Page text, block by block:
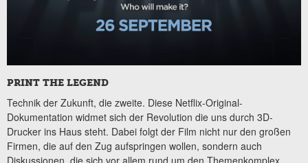
PRINT THE LEGEND
Technik der Zukunft, die zweite. Diese Netflix-Original-
Dokumentation widmet sich der Revolution die uns durch 3D-
Drucker ins Haus steht. Dabei folgt der Film nicht nur den großen
Firmen, die auf den Zug aufspringen wollen, sondern auch
Diskussionen, die sich vor allem rund um den Themenkomplex